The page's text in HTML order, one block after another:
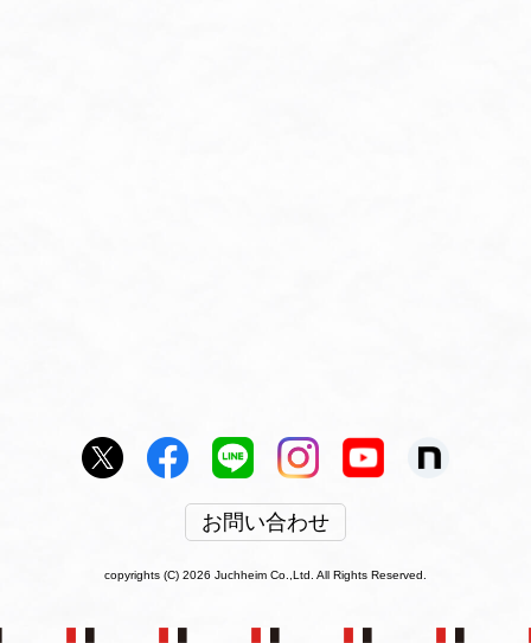
お問い合わせ
copyrights (C) 2026 Juchheim Co.,Ltd. All Rights Reserved.